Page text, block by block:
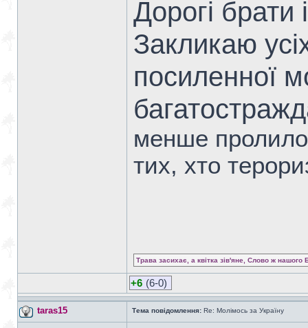
Дорогі брати
Закликаю
посиленної
менше
тих, хто
Трава засихає, а квітка зів'яне, Слово ж нашого
+6 (6-0)
taras15 Тема повідомлення: Re: Молімось за Україну